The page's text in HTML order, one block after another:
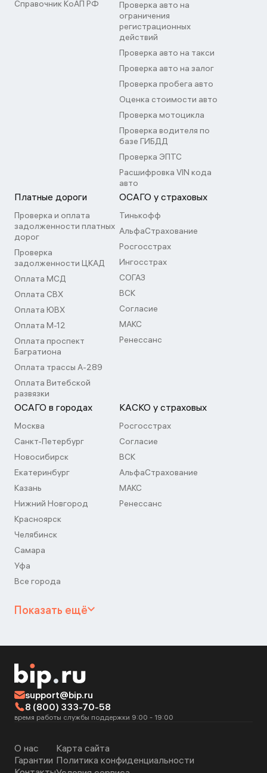
Справочник КоАП РФ
Проверка авто на
ограничения
регистрационных
действий
Проверка авто на такси
Проверка авто на залог
Проверка пробега авто
Оценка стоимости авто
Проверка мотоцикла
Проверка водителя по
базе ГИБДД
Проверка ЭПТС
Расшифровка VIN кода
авто
Платные дороги
Проверка и оплата
задолженности платных
дорог
Проверка
задолженности ЦКАД
Оплата МСД
Оплата СВХ
Оплата ЮВХ
Оплата М-12
Оплата проспект
Багратиона
Оплата трассы А-289
Оплата Витебской
развязки
ОСАГО у страховых
Тинькофф
АльфаСтрахование
Росгосстрах
Ингосстрах
СОГАЗ
ВСК
Согласие
МАКС
Ренессанс
ОСАГО в городах
Москва
Санкт-Петербург
Новосибирск
Екатеринбург
Казань
Нижний Новгород
Красноярск
Челябинск
Самара
Уфа
Все города
КАСКО у страховых
Росгосстрах
Согласие
ВСК
АльфаСтрахование
МАКС
Ренессанс
Показать ещё
support@bip.ru
8 (800) 333-70-58
время работы службы поддержки 9:00 - 19:00
О нас
Гарантии
Карта сайта
Политика конфиденциальности